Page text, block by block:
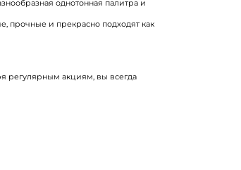
однотонная палитра и
прочные и прекрасно подходят как
регулярным акциям, вы всегда